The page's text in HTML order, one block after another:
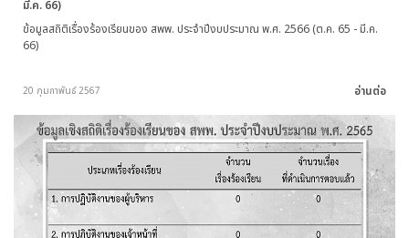
มี.ค. 66)
ข้อมูลสถิติเรื่องร้องเรียนของ สพพ. ประจำปีงบประมาณ พ.ศ. 2566 (ต.ค. 65 - มี.ค.
66)
20 กุมภาพันธ์ 2567 อ่านต่อ